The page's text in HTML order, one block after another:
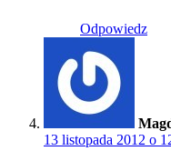
Odpowiedz
13 listopada 2012 o